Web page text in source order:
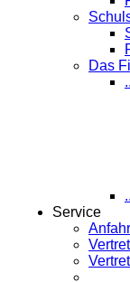
Das
Service